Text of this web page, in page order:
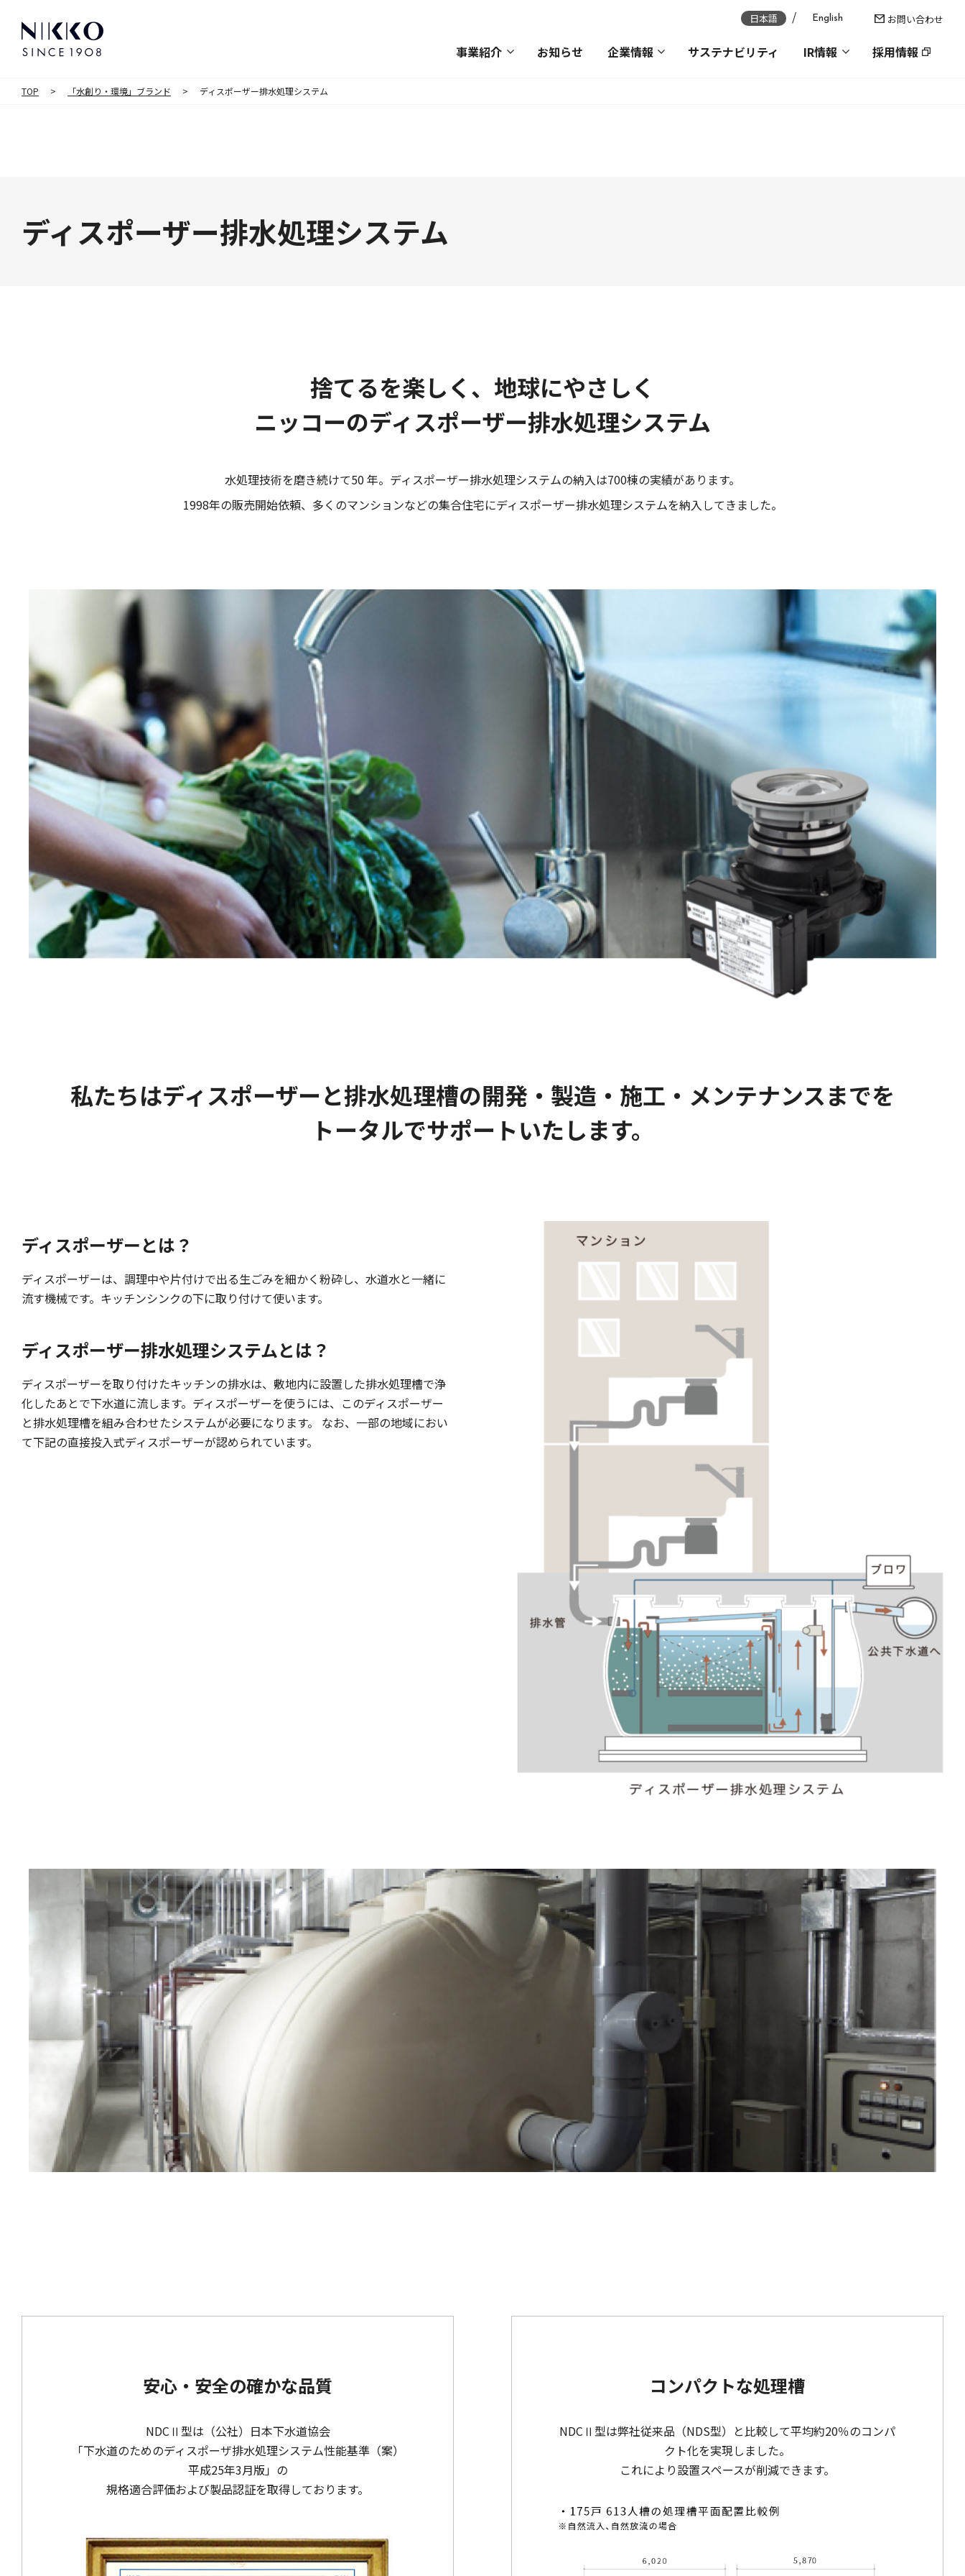
日本語 English お問い合わせ
事業紹介 お知らせ 企業情報 サステナビリティ IR情報 採用情報
TOP 「水創り・環境」ブランド ディスポーザー排水処理システム
ディスポーザー排水処理システム
捨てるを楽しく、 地球にやさしく
ニッコーのディスポーザー排⽔処理システム
⽔処理技術を磨き続けて50 年。ディスポーザー排⽔処理システムの納⼊は700棟の実績があります。
1998年の販売開始依頼、多くのマンションなどの集合住宅にディスポーザー排水処理システムを納入してきました。
私たちはディスポーザーと排水処理槽の開発・製造・施工・メンテナンスまでを
トータルでサポートいたします。
ディスポーザーとは？
ディスポーザーは、調理中や片付けで出る生ごみを細かく粉砕し、水道水と一緒に
流す機械です。キッチンシンクの下に取り付けて使います。
ディスポーザー排水処理システムとは？
ディスポーザーを取り付けたキッチンの排水は、敷地内に設置した排水処理槽で浄
化したあとで下水道に流します。ディスポーザーを使うには、このディスポーザー
と排水処理槽を組み合わせたシステムが必要になります。 なお、一部の地域におい
て下記の直接投入式ディスポーザーが認められています。
安心・安全の確かな品質
NDCⅡ型は（公社）日本下水道協会
「下水道のためのディスポーザ排水処理システム性能基準（案）
平成25年3月版」の
規格適合評価および製品認証を取得しております。
コンパクトな処理槽
NDCⅡ型は弊社従来品（NDS型）と比較して平均約20％のコンパ
クト化を実現しました。
これにより設置スペースが削減できます。